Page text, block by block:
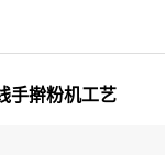
手擀粉机工艺